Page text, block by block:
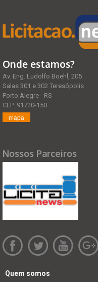
Onde estamos?
Av. Eng. Ludolfo Boehl, 205
Salas 301 e 302 Teresópolis
Porto Alegre - RS
CEP: 91720-150
mapa
Nossos Parceiros
Quem somos